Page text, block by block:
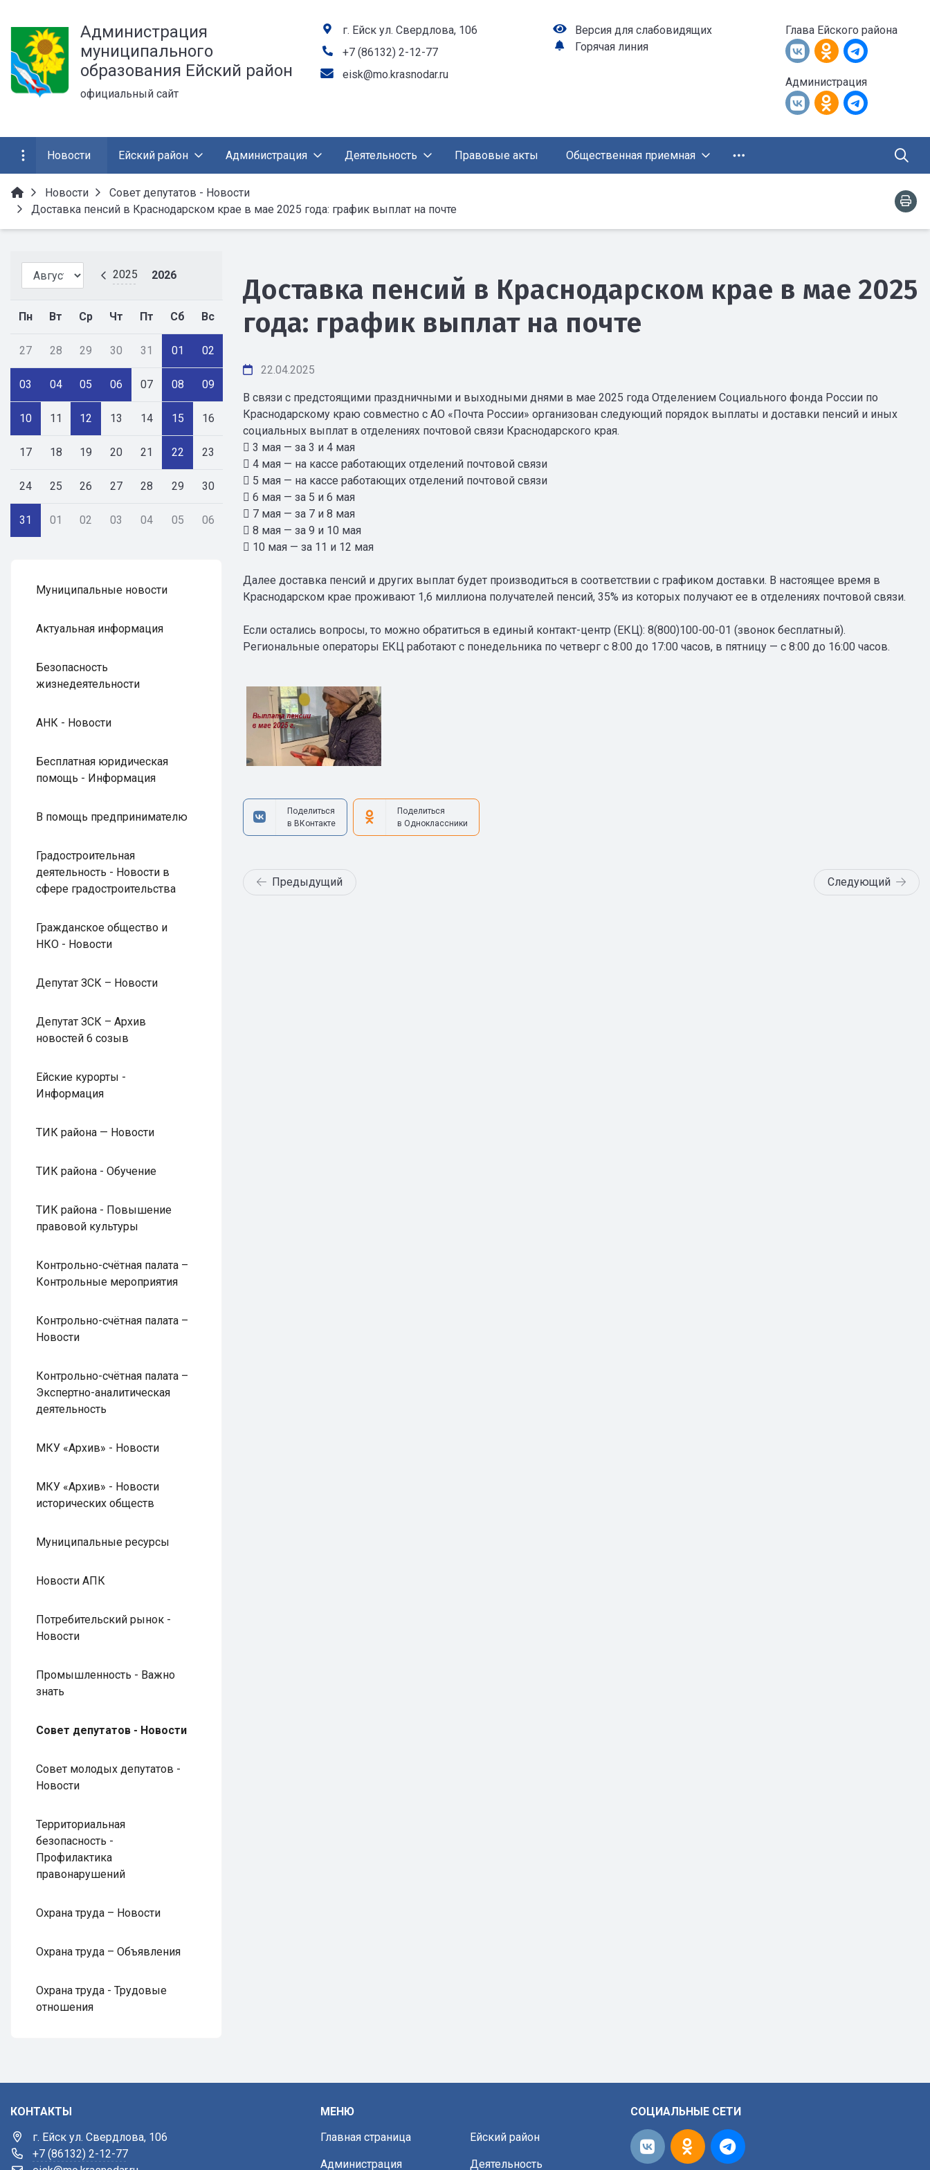
Администрация
муниципального
образования Ейский район
официальный сайт
г. Ейск ул. Свердлова, 106
+7 (86132) 2-12-77
eisk@mo.krasnodar.ru
Версия для слабовидящих
Горячая линия
Глава Ейского района
Администрация
Новости Ейский район Администрация Деятельность Правовые акты Общественная приемная
Новости
Совет депутатов - Новости
Доставка пенсий в Краснодарском крае в мае 2025 года: график выплат на почте
2025 2026
Пн Вт Ср Чт Пт Сб Вс
27 28 29 30 31 01 02
03 04 05 06 07 08 09
10 11 12 13 14 15 16
17 18 19 20 21 22 23
24 25 26 27 28 29 30
31 01 02 03 04 05 06
Муниципальные новости
Актуальная информация
Безопасность
жизнедеятельности
АНК - Новости
Бесплатная юридическая
помощь - Информация
В помощь предпринимателю
Градостроительная
деятельность - Новости в
сфере градостроительства
Гражданское общество и
НКО - Новости
Депутат ЗСК – Новости
Депутат ЗСК – Архив
новостей 6 созыв
Ейские курорты -
Информация
ТИК района — Новости
ТИК района - Обучение
ТИК района - Повышение
правовой культуры
Контрольно-счётная палата –
Контрольные мероприятия
Контрольно-счётная палата –
Новости
Контрольно-счётная палата –
Экспертно-аналитическая
деятельность
МКУ «Архив» - Новости
МКУ «Архив» - Новости
исторических обществ
Муниципальные ресурсы
Новости АПК
Потребительский рынок -
Новости
Промышленность - Важно
знать
Совет депутатов - Новости
Совет молодых депутатов -
Новости
Территориальная
безопасность -
Профилактика
правонарушений
Охрана труда – Новости
Охрана труда – Объявления
Охрана труда - Трудовые
отношения
Доставка пенсий в Краснодарском крае в мае 2025
года: график выплат на почте
22.04.2025
В связи с предстоящими праздничными и выходными днями в мае 2025 года Отделением Социального фонда России по
Краснодарскому краю совместно с АО «Почта России» организован следующий порядок выплаты и доставки пенсий и иных
социальных выплат в отделениях почтовой связи Краснодарского края.
 3 мая — за 3 и 4 мая
 4 мая — на кассе работающих отделений почтовой связи
 5 мая — на кассе работающих отделений почтовой связи
 6 мая — за 5 и 6 мая
 7 мая — за 7 и 8 мая
 8 мая — за 9 и 10 мая
 10 мая — за 11 и 12 мая
Далее доставка пенсий и других выплат будет производиться в соответствии с графиком доставки. В настоящее время в
Краснодарском крае проживают 1,6 миллиона получателей пенсий, 35% из которых получают ее в отделениях почтовой связи.
Если остались вопросы, то можно обратиться в единый контакт-центр (ЕКЦ): 8(800)100-00-01 (звонок бесплатный).
Региональные операторы ЕКЦ работают с понедельника по четверг с 8:00 до 17:00 часов, в пятницу — с 8:00 до 16:00 часов.
Поделиться
в ВКонтакте
Поделиться
в Одноклассники
Предыдущий Следующий
КОНТАКТЫ
г. Ейск ул. Свердлова, 106
+7 (86132) 2-12-77
МЕНЮ
Главная страница
Ейский район
Администрация Деятельность
СОЦИАЛЬНЫЕ СЕТИ